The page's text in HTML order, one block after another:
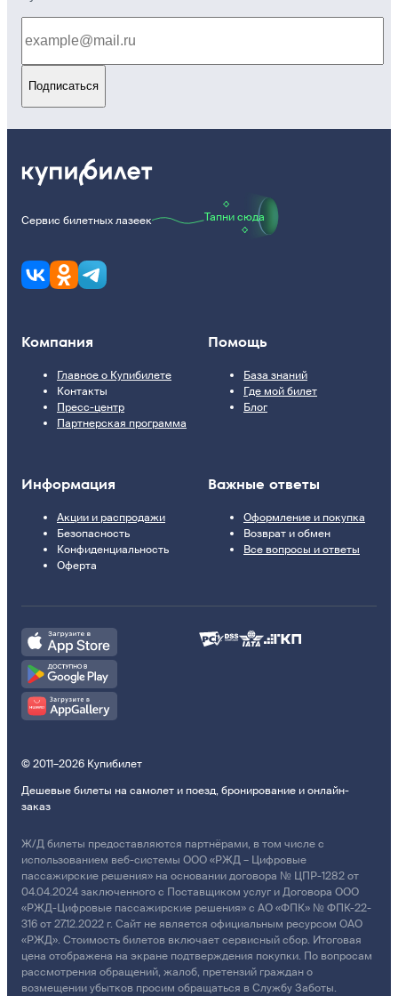
Подписаться
Сервис билетных лазеек Тапни сюда
Компания
Главное о Купибилете
Контакты
Пресс-центр
Партнерская программа
Помощь
База знаний
Где мой билет
Блог
Информация
Акции и распродажи
Безопасность
Конфиденциальность
Оферта
Важные ответы
Оформление и покупка
Возврат и обмен
Все вопросы и ответы
© 2011–2026 Купибилет
Дешевые билеты на самолет и поезд, бронирование и онлайн-
заказ
Ж/Д билеты предоставляются партнёрами, в том числе с
использованием веб-системы ООО «РЖД – Цифровые
пассажирские решения» на основании договора № ЦПР-1282 от
04.04.2024 заключенного с Поставщиком услуг и Договора ООО
«РЖД-Цифровые пассажирские решения» с АО «ФПК» № ФПК-22-
316 от 27.12.2022 г. Сайт не является официальным ресурсом ОАО
«РЖД». Стоимость билетов включает сервисный сбор. Итоговая
цена отображена на экране подтверждения покупки. По вопросам
рассмотрения обращений, жалоб, претензий граждан о
возмещении убытков просим обращаться в Службу Заботы.